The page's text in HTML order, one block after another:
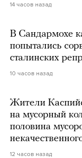
14 часов назад
В Сандармохе
попытались
сталинских
10 часов назад
Жители
на мусорный
половина
12 часов назад